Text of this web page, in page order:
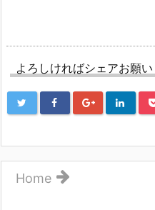
よろしければシェアお願
Home